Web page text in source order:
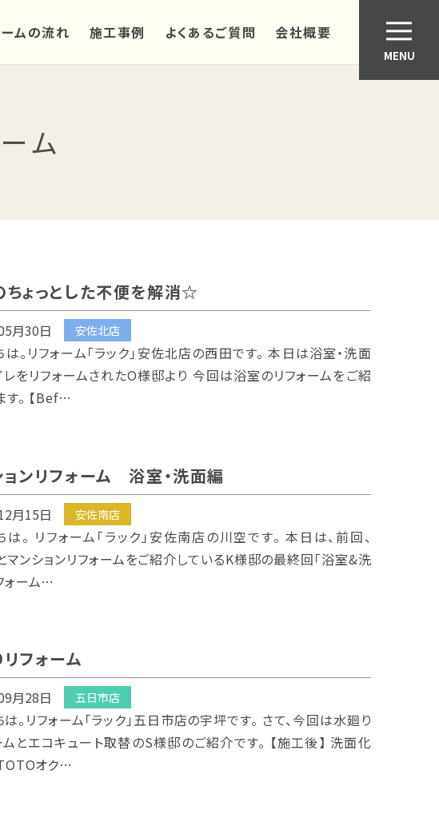
ームの流れ 施工事例 よくあるご質問 会社概要
MENU
ム
ちょっとした不便を解消☆
月30日 安佐北店
は。リフォーム「ラック」安佐北店の西田です。 本日は浴室・洗面
レをリフォームされたO様邸より 今回は浴室のリフォームをご紹
す。 【Bef…
ョンリフォーム 浴室・洗面編
月15日 安佐南店
は。 リフォーム「ラック」安佐南店の川空です。 本日は、前回、
マンションリフォームをご紹介しているK様邸の最終回「浴室&洗
ォーム…
フォーム
月28日 五日市店
は。リフォーム「ラック」五日市店の宇坪です。 さて、今回は水廻り
ムとエコキュート取替のS様邸のご紹介です。 【施工後】 洗面化
オク…